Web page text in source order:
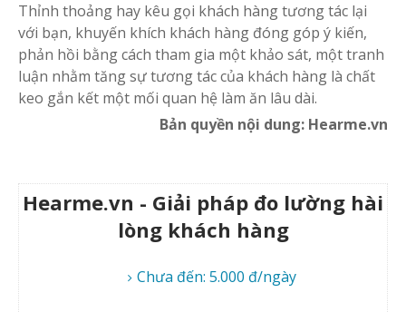
Thỉnh thoảng hay kêu gọi khách hàng tương tác lại
với bạn, khuyến khích khách hàng đóng góp ý kiến,
phản hồi bằng cách tham gia một khảo sát, một tranh
luận nhằm tăng sự tương tác của khách hàng là chất
keo gắn kết một mối quan hệ làm ăn lâu dài.
Bản quyền nội dung: Hearme.vn
Hearme.vn - Giải pháp đo lường hài
lòng khách hàng
Chưa đến: 5.000 đ/ngày